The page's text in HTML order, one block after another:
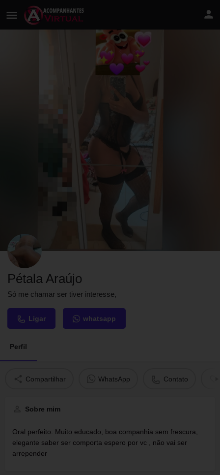
Pétala Araújo
Só me chamar ser tiver interesse,
Ligar whatsapp
Perfil
Compartilhar WhatsApp Contato
Sobre mim
Oral perfeito. Muito educado, boa companhia sem frescura,
elegante saber ser comporta espero por vc , não vai ser
arrepender